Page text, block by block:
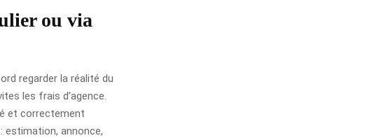
ou via
regarder la réalité du
les frais d’agence.
et correctement
estimation, annonce,